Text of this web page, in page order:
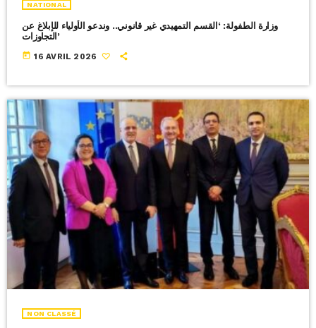
NATIONAL
وزارة الطفولة: ‘القسم التمهيدي غير قانوني.. وندعو الأولياء للإبلاغ عن
التجاوزات’
today 16 AVRIL 2026
NON CLASSÉ